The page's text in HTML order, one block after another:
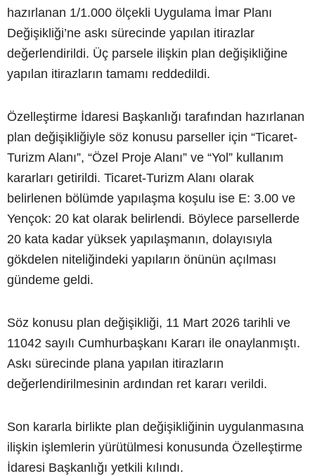
hazırlanan 1/1.000 ölçekli Uygulama İmar Planı
Değişikliği’ne askı sürecinde yapılan itirazlar
değerlendirildi. Üç parsele ilişkin plan değişikliğine
yapılan itirazların tamamı reddedildi.
Özelleştirme İdaresi Başkanlığı tarafından hazırlanan
plan değişikliğiyle söz konusu parseller için “Ticaret-
Turizm Alanı”, “Özel Proje Alanı” ve “Yol” kullanım
kararları getirildi. Ticaret-Turizm Alanı olarak
belirlenen bölümde yapılaşma koşulu ise E: 3.00 ve
Yençok: 20 kat olarak belirlendi. Böylece parsellerde
20 kata kadar yüksek yapılaşmanın, dolayısıyla
gökdelen niteliğindeki yapıların önünün açılması
gündeme geldi.
Söz konusu plan değişikliği, 11 Mart 2026 tarihli ve
11042 sayılı Cumhurbaşkanı Kararı ile onaylanmıştı.
Askı sürecinde plana yapılan itirazların
değerlendirilmesinin ardından ret kararı verildi.
Son kararla birlikte plan değişikliğinin uygulanmasına
ilişkin işlemlerin yürütülmesi konusunda Özelleştirme
İdaresi Başkanlığı yetkili kılındı.